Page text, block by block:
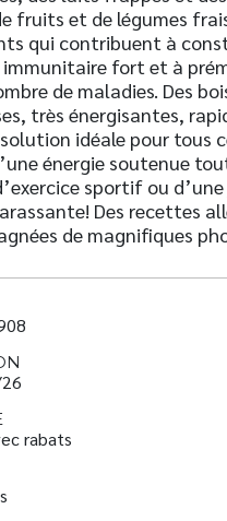
fruits et de légumes
qui contribuent à
immunitaire fort et à
de maladies. Des
très énergisantes,
idéale pour tous
énergie soutenue
sportif ou
Des recettes
de magnifiques
rabats